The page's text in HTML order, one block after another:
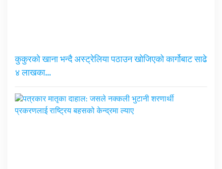
कुकुरको खाना भन्दै अस्ट्रेलिया पठाउन खोजिएको कार्गोबाट साढे
४ लाखका…